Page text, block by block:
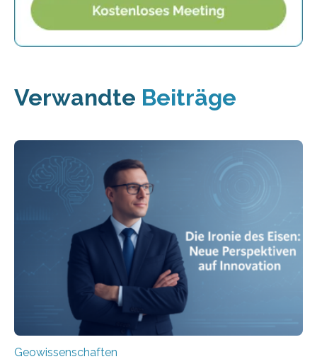
Verwandte Beiträge
Geowissenschaften